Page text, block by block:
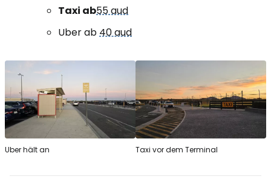
Taxi ab55 aud
Uber ab40 aud
Uber hält an Taxi vor dem Terminal